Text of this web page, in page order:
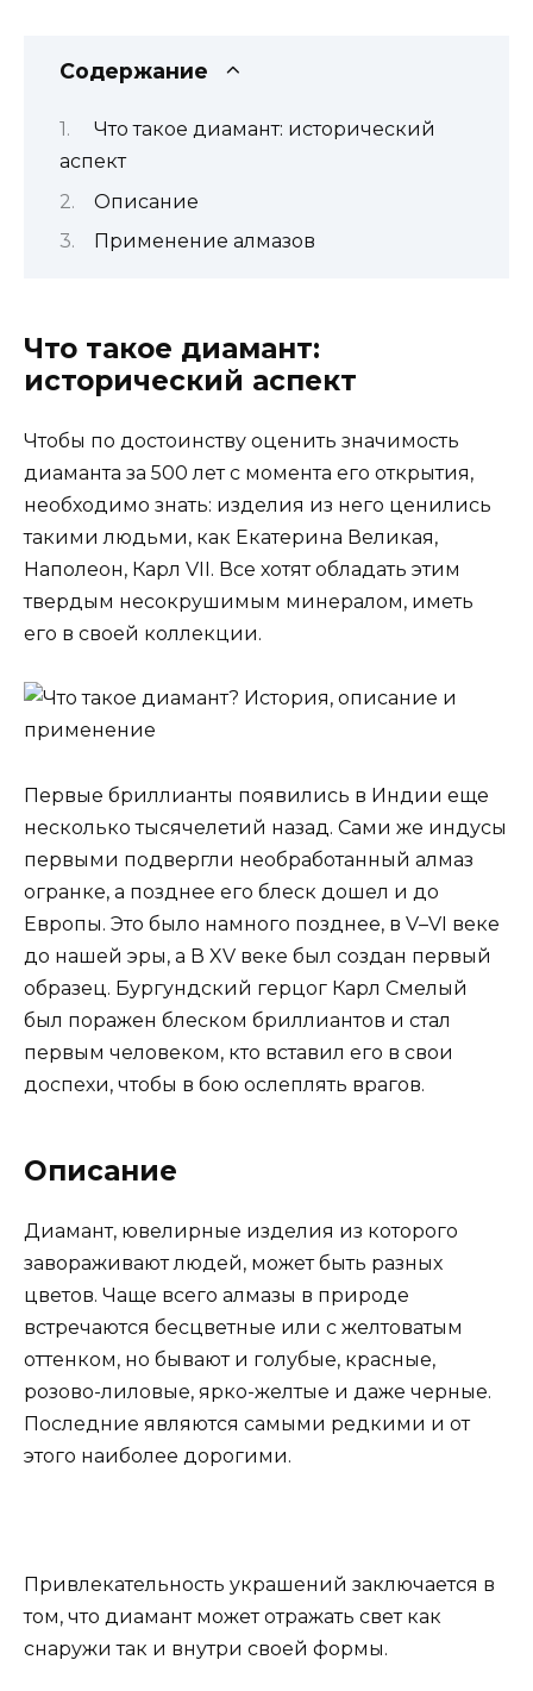
Содержание
Что такое диамант: исторический
аспект
Описание
Применение алмазов
Что такое диамант:
исторический аспект
Чтобы по достоинству оценить значимость
диаманта за 500 лет с момента его открытия,
необходимо знать: изделия из него ценились
такими людьми, как Екатерина Великая,
Наполеон, Карл VII. Все хотят обладать этим
твердым несокрушимым минералом, иметь
его в своей коллекции.
Первые бриллианты появились в Индии еще
несколько тысячелетий назад. Сами же индусы
первыми подвергли необработанный алмаз
огранке, а позднее его блеск дошел и до
Европы. Это было намного позднее, в V–VI веке
до нашей эры, а В XV веке был создан первый
образец. Бургундский герцог Карл Смелый
был поражен блеском бриллиантов и стал
первым человеком, кто вставил его в свои
доспехи, чтобы в бою ослеплять врагов.
Описание
Диамант, ювелирные изделия из которого
завораживают людей, может быть разных
цветов. Чаще всего алмазы в природе
встречаются бесцветные или с желтоватым
оттенком, но бывают и голубые, красные,
розово-лиловые, ярко-желтые и даже черные.
Последние являются самыми редкими и от
этого наиболее дорогими.
Привлекательность украшений заключается в
том, что диамант может отражать свет как
снаружи так и внутри своей формы.